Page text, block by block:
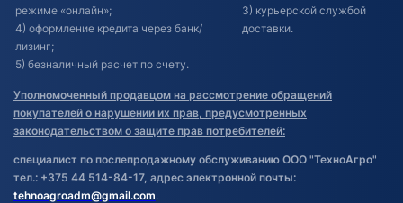
режиме «онлайн»;
4) оформление кредита через банк/
лизинг;
5) безналичный расчет по счету.
3) курьерской службой
доставки.
Уполномоченный продавцом на рассмотрение обращений
покупателей о нарушении их прав, предусмотренных
законодательством о защите прав потребителей:
специалист по послепродажному обслуживанию ООО "ТехноАгро"
тел.: +375 44 514-84-17, адрес электронной почты:
tehnoagroadm@gmail.com.